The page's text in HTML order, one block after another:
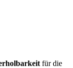
für die